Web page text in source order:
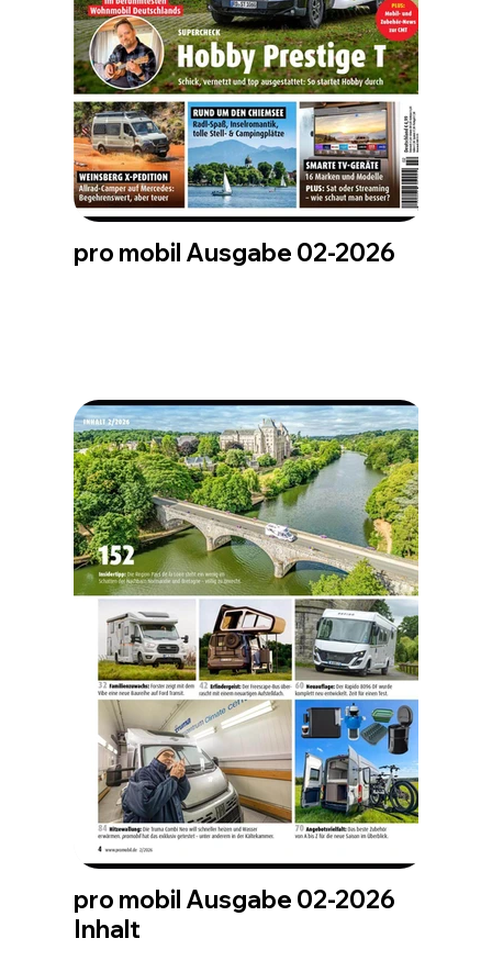
pro mobil Ausgabe 02-2026
pro mobil Ausgabe 02-2026
Inhalt